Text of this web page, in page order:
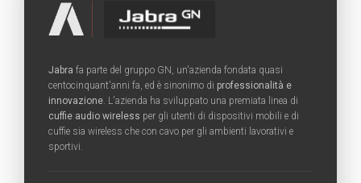
Jabra fa parte del gruppo GN, un'azienda fondata quasi
centocinquant'anni fa, ed è sinonimo di professionalità e
innovazione. L'azienda ha sviluppato una premiata linea di
cuffie audio wireless per gli utenti di dispositivi mobili e di
cuffie sia wireless che con cavo per gli ambienti lavorativi e
sportivi.